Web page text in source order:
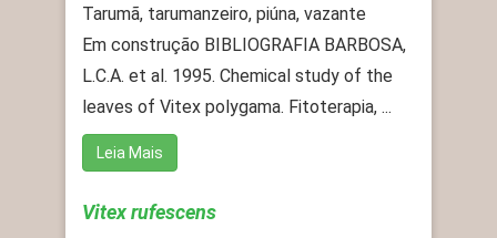
Tarumã, tarumanzeiro, piúna, vazante
Em construção BIBLIOGRAFIA BARBOSA,
L.C.A. et al. 1995. Chemical study of the
leaves of Vitex polygama. Fitoterapia, ...
Leia Mais
Vitex rufescens